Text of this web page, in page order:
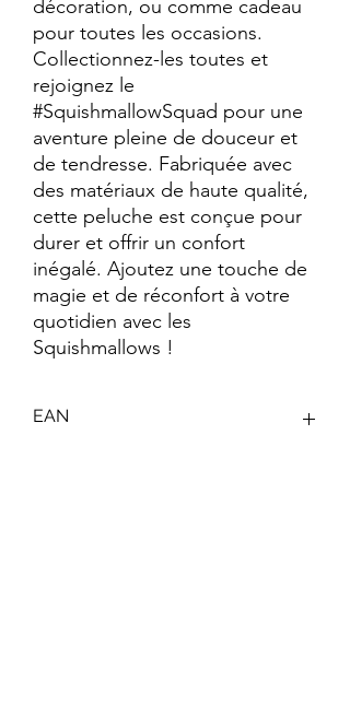
décoration, ou comme cadeau
pour toutes les occasions.
Collectionnez-les toutes et
rejoignez le
#SquishmallowSquad pour une
aventure pleine de douceur et
de tendresse. Fabriquée avec
des matériaux de haute qualité,
cette peluche est conçue pour
durer et offrir un confort
inégalé. Ajoutez une touche de
magie et de réconfort à votre
quotidien avec les
Squishmallows !
EAN